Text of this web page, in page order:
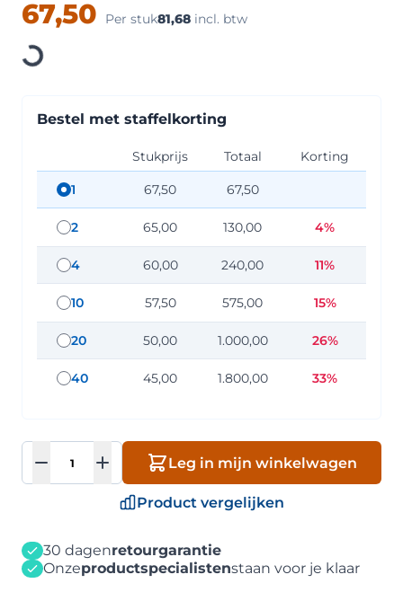
67,50 Per stuk81,68 incl. btw
Loading
Bestel met staffelkorting
Stukprijs Totaal Korting
staffel hoeveelheid: 1
1 67,50 67,50
staffel hoeveelheid: 2
2 65,00 130,00 4%
staffel hoeveelheid: 4
4 60,00 240,00 11%
staffel hoeveelheid: 10
10 57,50 575,00 15%
staffel hoeveelheid: 20
20 50,00 1.000,00 26%
staffel hoeveelheid: 40
40 45,00 1.800,00 33%
Aantal
Leg in mijn winkelwagen
Product vergelijken
30 dagenretourgarantie
Onzeproductspecialistenstaan voor je klaar